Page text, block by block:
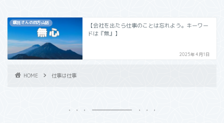
嘱託さんの四方山話
【会社を出たら仕事のことは忘れよう。キーワー
ドは『無』】
2025年4月1日
HOME 仕事は仕事